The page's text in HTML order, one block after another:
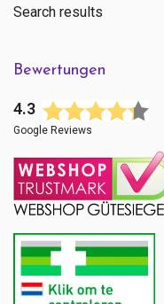
Search results
Bewertungen
4.3
Google Reviews